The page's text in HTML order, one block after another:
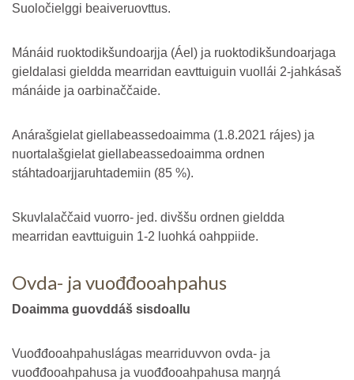
Suoločielggi beaiveruovttus.
Mánáid ruoktodikšundoarjja (Áel) ja ruoktodikšundoarjaga
gieldalasi gieldda mearridan eavttuiguin vuollái 2-jahkásaš
mánáide ja oarbinaččaide.
Anárašgielat giellabeassedoaimma (1.8.2021 rájes) ja
nuortalašgielat giellabeassedoaimma ordnen
stáhtadoarjjaruhtademiin (85 %).
Skuvlalaččaid vuorro- jed. divššu ordnen gieldda
mearridan eavttuiguin 1-2 luohká oahppiide.
Ovda- ja vuođđooahpahus
Doaimma guovddáš sisdoallu
Vuođđooahpahuslágas mearriduvvon ovda- ja
vuođđooahpahusa ja vuođđooahpahusa maŋŋá